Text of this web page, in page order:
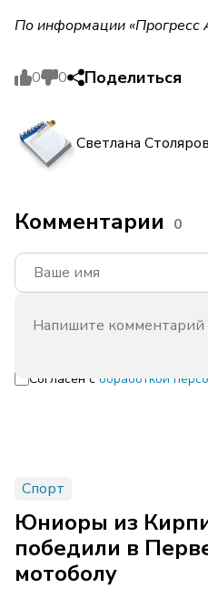
По информации «Прогресс
0 0 Поделиться
Светлана
Комментарии 0
Согласен с обработкой
Спорт
Юниоры из
победили в
мотоболу